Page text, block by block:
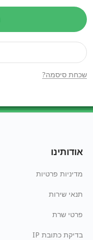
שכחת סיסמה?
אודותינו
מדיניות פרטיות
תנאי שירות
פרטי שרת
בדיקת כתובת IP